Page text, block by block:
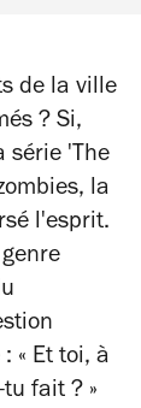
de la ville
? Si,
série 'The
la
l'esprit.
« Et toi, à
fait ? »